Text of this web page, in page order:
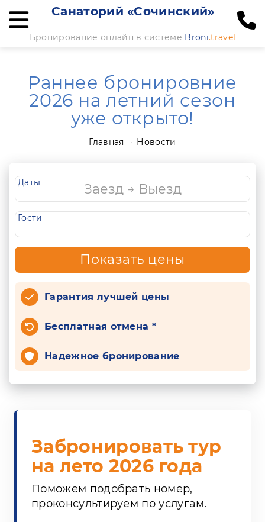
Санаторий «Сочинский»
Бронирование онлайн в системе Broni.travel
Раннее бронировние
2026 на летний сезон
уже открыто!
Главная Новости
Даты
Гости
Показать цены
Гарантия лучшей цены
Бесплатная отмена *
Надежное бронирование
Забронировать тур
на лето 2026 года
Поможем подобрать номер,
проконсультируем по услугам.